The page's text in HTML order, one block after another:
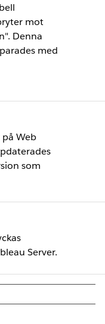
mot
Denna
med
Web
som
Server.